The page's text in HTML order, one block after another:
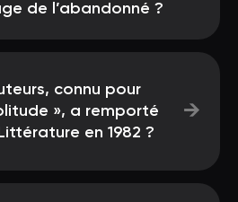
de l’abandonné ?
connu pour
», a remporté
en 1982 ?
→